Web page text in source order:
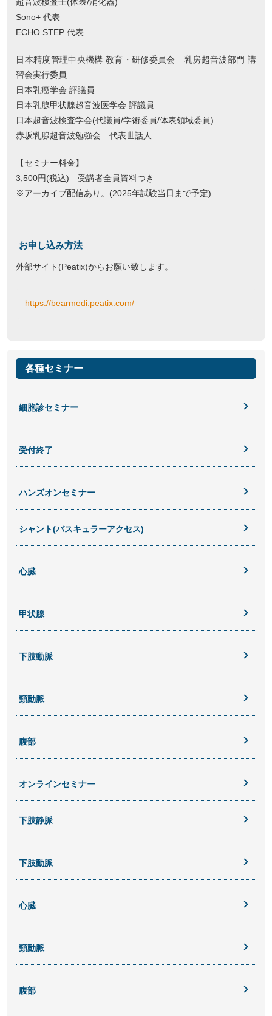
超音波検査士(体表/消化器)
Sono+ 代表
ECHO STEP 代表
日本精度管理中央機構 教育・研修委員会 乳房超音波部門 講
習会実行委員
日本乳癌学会 評議員
日本乳腺甲状腺超音波医学会 評議員
日本超音波検査学会(代議員/学術委員/体表領域委員)
赤坂乳腺超音波勉強会 代表世話人
【セミナー料金】
3,500円(税込) 受講者全員資料つき
※アーカイブ配信あり。(2025年試験当日まで予定)
お申し込み方法
外部サイト(Peatix)からお願い致します。
https://bearmedi.peatix.com/
各種セミナー
細胞診セミナー
受付終了
ハンズオンセミナー
シャント(バスキュラーアクセス)
心臓
甲状腺
下肢動脈
頸動脈
腹部
オンラインセミナー
下肢静脈
下肢動脈
心臓
頸動脈
腹部